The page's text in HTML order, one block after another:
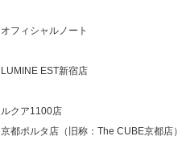
オフィシャルノート
LUMINE EST新宿店
ルクア1100店
京都ポルタ店（旧称：The CUBE京都店）